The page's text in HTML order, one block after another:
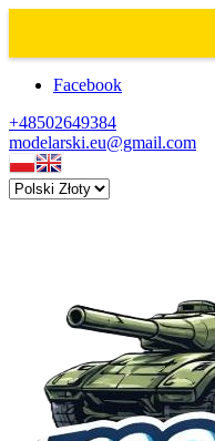
Facebook
+48502649384
modelarski.eu@gmail.com